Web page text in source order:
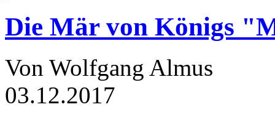
Die Mär von Königs
Von Wolfgang Almus
03.12.2017